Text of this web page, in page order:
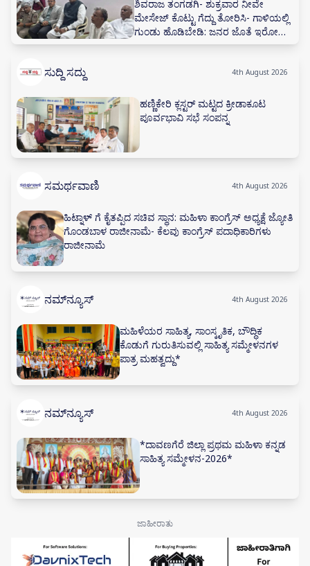
ಶಿವರಾಜ ತಂಗಡಗಿ- ಶುಕ್ರವಾರ ನೀವೇ
ಮೇಸೇಜ್ ಕೊಟ್ಟು ಗೆದ್ದು ತೋರಿಸಿ- ಗಾಳಿಯಲ್ಲಿ
ಗುಂಡು ಹೊಡಿಬೇಡಿ: ಜನರ ಜೊತೆ ಇರೋದು
ಕಲಿಯಿರಿ
ಸುದ್ದಿ ಸದ್ದು 4th August 2026
ಹಣ್ಣಿಕೇರಿ ಕ್ಲಸ್ಟರ್ ಮಟ್ಟದ ಕ್ರೀಡಾಕೂಟ
ಪೂರ್ವಭಾವಿ ಸಭೆ ಸಂಪನ್ನ
ಸಮರ್ಥವಾಣಿ 4th August 2026
ಹಿಟ್ನಾಳ್ ಗೆ ಕೈತಪ್ಪಿದ ಸಚಿವ ಸ್ಥಾನ: ಮಹಿಳಾ ಕಾಂಗ್ರೆಸ್ ಅಧ್ಯಕ್ಷೆ ಜ್ಯೋತಿ
ಗೊಂಡಬಾಳ ರಾಜೀನಾಮೆ- ಕೆಲವು ಕಾಂಗ್ರೆಸ್ ಪದಾಧಿಕಾರಿಗಳು
ರಾಜೀನಾಮೆ
ನಮ್‌ನ್ಯೂಸ್ 4th August 2026
ಮಹಿಳೆಯರ ಸಾಹಿತ್ಯ, ಸಾಂಸ್ಕೃತಿಕ, ಬೌದ್ಧಿಕ
ಕೊಡುಗೆ ಗುರುತಿಸುವಲ್ಲಿ ಸಾಹಿತ್ಯ ಸಮ್ಮೇಳನಗಳ
ಪಾತ್ರ ಮಹತ್ವದ್ದು*
ನಮ್‌ನ್ಯೂಸ್ 4th August 2026
*ದಾವಣಗೆರೆ ಜಿಲ್ಲಾ ಪ್ರಥಮ ಮಹಿಳಾ ಕನ್ನಡ
ಸಾಹಿತ್ಯ ಸಮ್ಮೇಳನ-2026*